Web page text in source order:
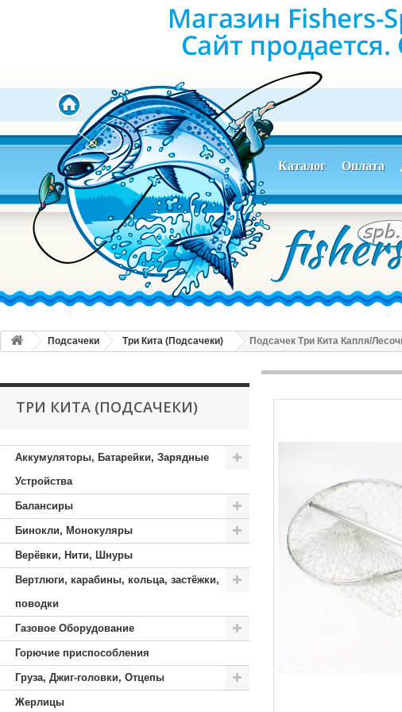
Каталог Оплата
Подсачеки Три Кита (Подсачеки) Подсачек Три Кита Капля/
ТРИ КИТА (ПОДСАЧЕКИ)
Аккумуляторы, Батарейки, Зарядные
Устройства
Балансиры
Бинокли, Монокуляры
Верёвки, Нити, Шнуры
Вертлюги, карабины, кольца, застёжки,
поводки
Газовое Оборудование
Горючие приспособления
Груза, Джиг-головки, Отцепы
Жерлицы